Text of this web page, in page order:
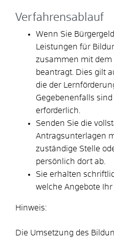
Verfahrensablauf
Wenn Sie
Leistungen für
zusammen mit dem
beantragt. Dies gilt
die der
Gegebenenfalls
erforderlich.
Senden Sie die
Antragsunterlagen
zuständige Stelle
persönlich dort ab.
Sie erhalten
welche Angebote
Hinweis:
Die Umsetzung des